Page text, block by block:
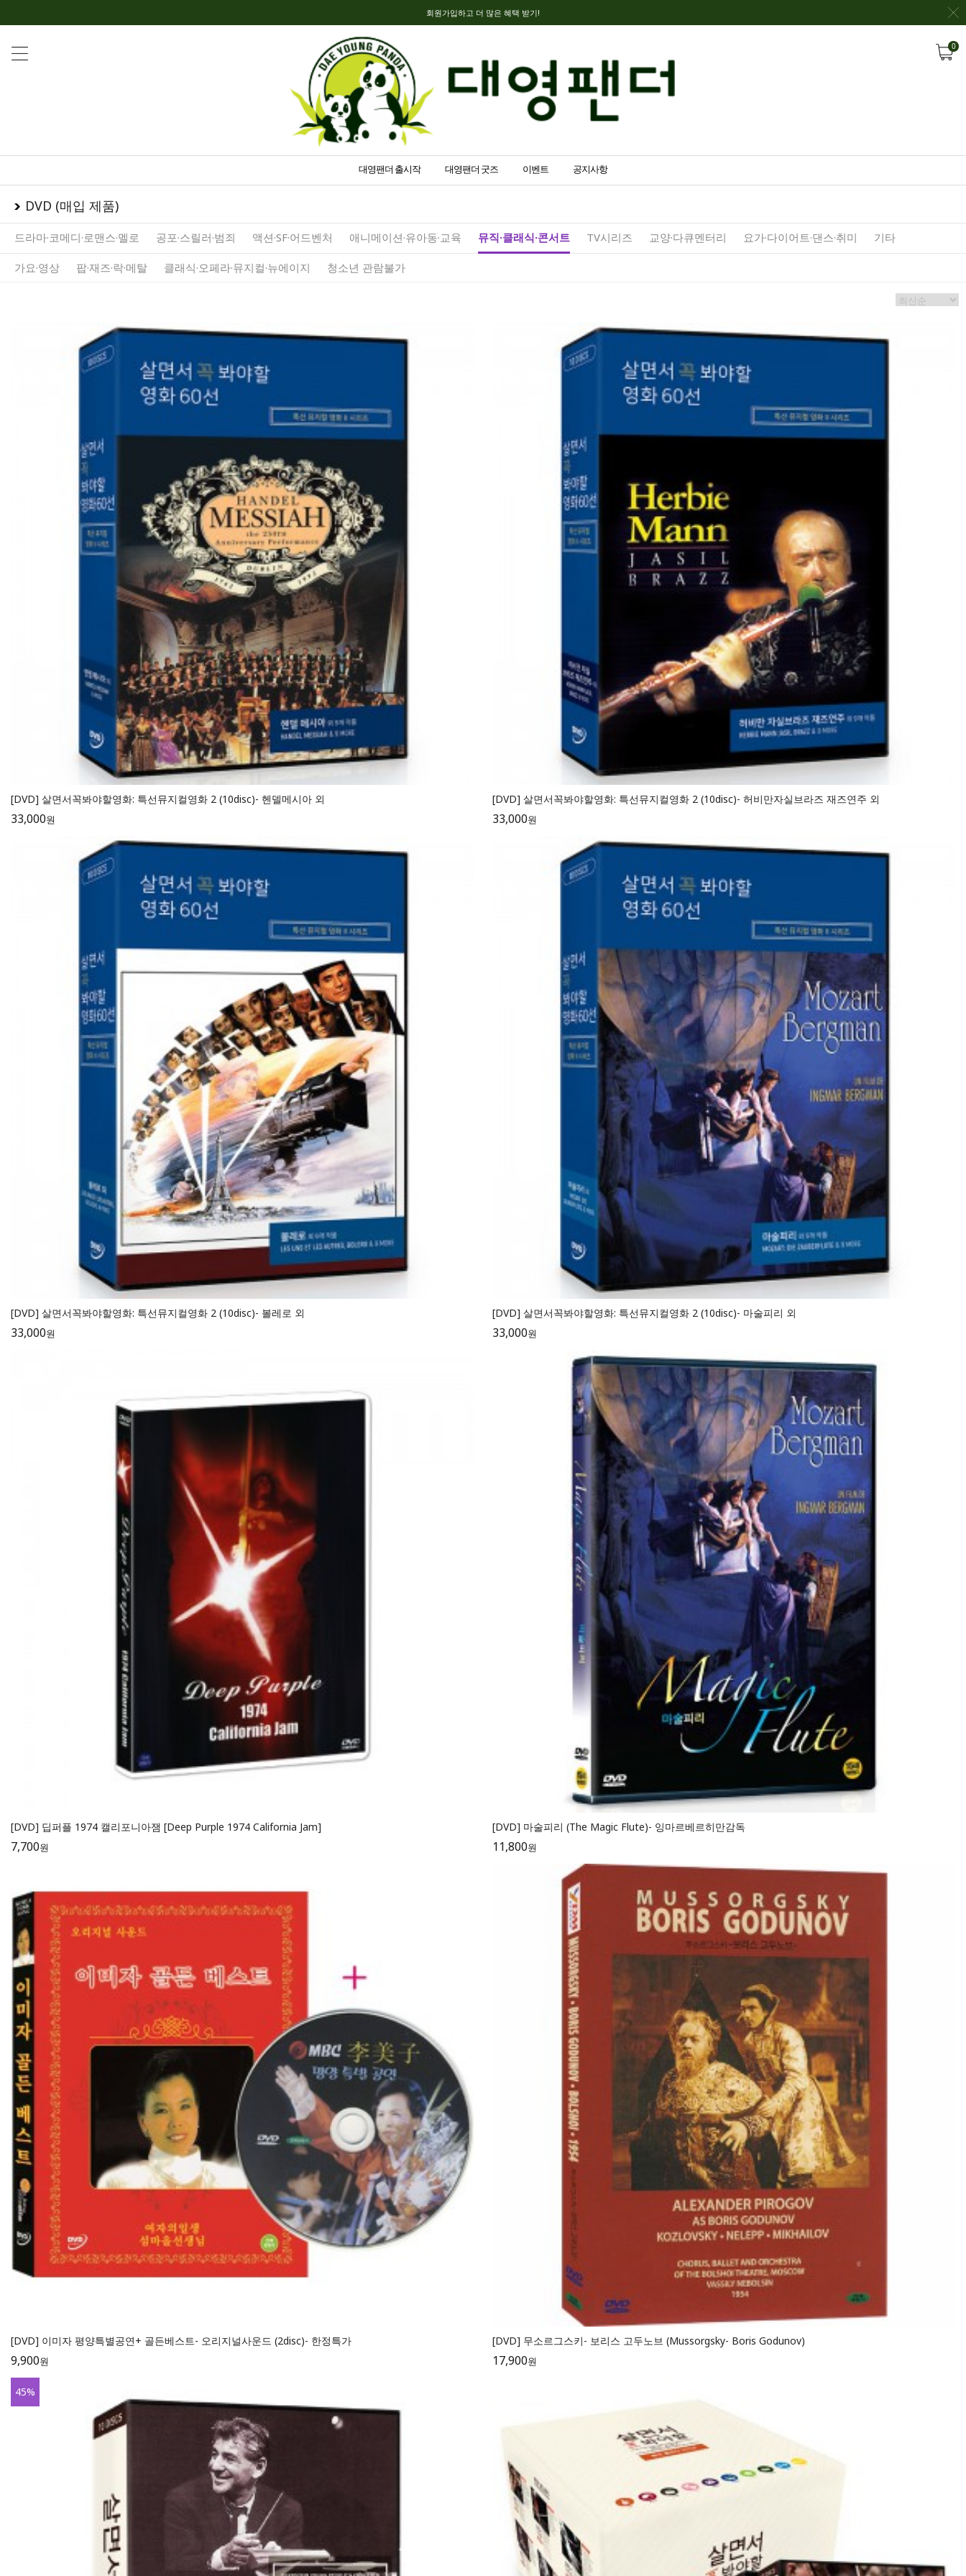
회원가입하고 더 많은 혜택 받기!
0
대영팬더 출시작 대영팬더 굿즈 이벤트 공지사항
DVD (매입 제품)
드라마·코메디·로맨스·멜로 공포·스릴러·범죄 액션·SF·어드벤처 애니메이션·유아동·교육 뮤직·클래식·콘서트 TV시리즈 교양·다큐멘터리 요가·다이어트·댄스·취미 기타
가요·영상 팝·재즈·락·메탈 클래식·오페라·뮤지컬·뉴에이지 청소년 관람불가
[DVD] 살면서꼭봐야할영화: 특선뮤지컬영화 2 (10disc)- 헨델메시아 외
33,000원
[DVD] 살면서꼭봐야할영화: 특선뮤지컬영화 2 (10disc)- 허비만자실브라즈 재즈연주 외
33,000원
[DVD] 살면서꼭봐야할영화: 특선뮤지컬영화 2 (10disc)- 볼레로 외
33,000원
[DVD] 살면서꼭봐야할영화: 특선뮤지컬영화 2 (10disc)- 마술피리 외
33,000원
[DVD] 딥퍼플 1974 캘리포니아잼 [Deep Purple 1974 California Jam]
7,700원
[DVD] 마술피리 (The Magic Flute)- 잉마르베르히만감독
11,800원
[DVD] 이미자 평양특별공연+ 골든베스트- 오리지널사운드 (2disc)- 한정특가
9,900원
[DVD] 무소르그스키- 보리스 고두노브 (Mussorgsky- Boris Godunov)
17,900원
45%